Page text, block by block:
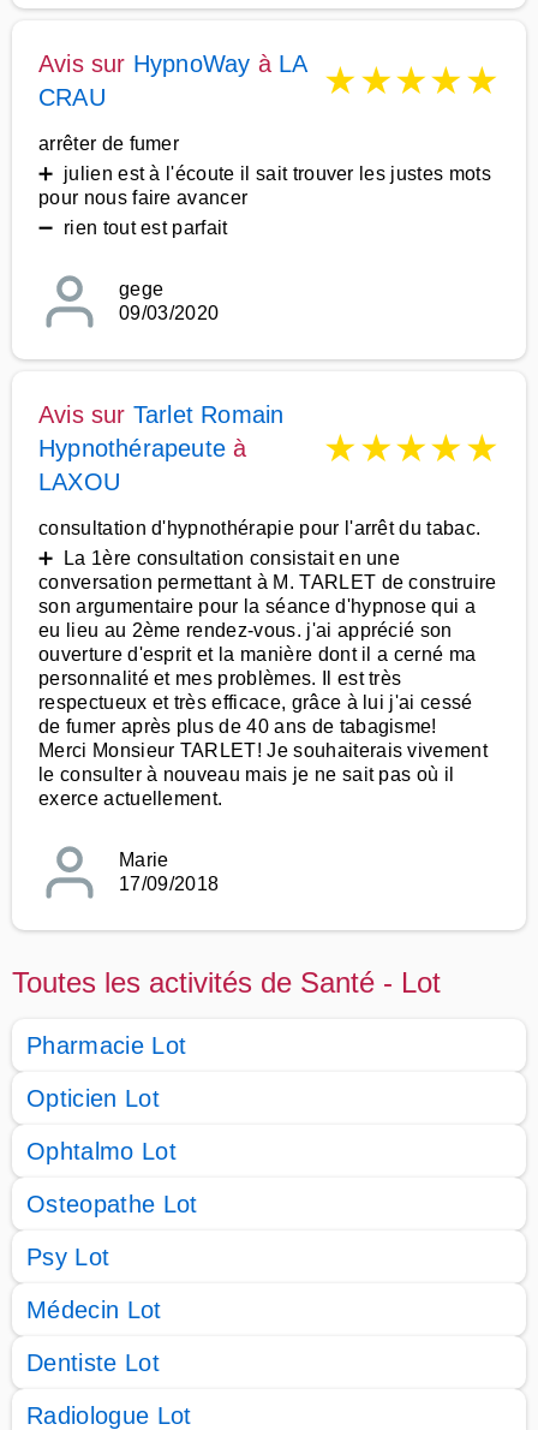
Avis sur HypnoWay à LA
CRAU
★★★★★
arrêter de fumer
➕ julien est à l'écoute il sait trouver les justes mots
pour nous faire avancer
➖ rien tout est parfait
gege
09/03/2020
Avis sur Tarlet Romain
Hypnothérapeute à
LAXOU
★★★★★
consultation d'hypnothérapie pour l'arrêt du tabac.
➕ La 1ère consultation consistait en une
conversation permettant à M. TARLET de construire
son argumentaire pour la séance d'hypnose qui a
eu lieu au 2ème rendez-vous. j'ai apprécié son
ouverture d'esprit et la manière dont il a cerné ma
personnalité et mes problèmes. Il est très
respectueux et très efficace, grâce à lui j'ai cessé
de fumer après plus de 40 ans de tabagisme!
Merci Monsieur TARLET! Je souhaiterais vivement
le consulter à nouveau mais je ne sait pas où il
exerce actuellement.
Marie
17/09/2018
Toutes les activités de Santé - Lot
Pharmacie Lot
Opticien Lot
Ophtalmo Lot
Osteopathe Lot
Psy Lot
Médecin Lot
Dentiste Lot
Radiologue Lot